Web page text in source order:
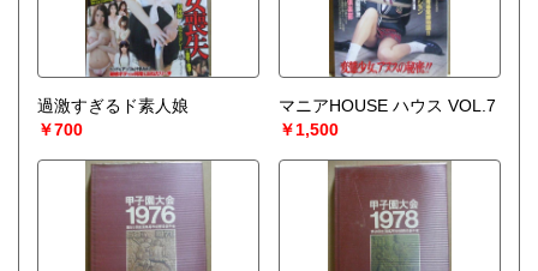
過激すぎるド素人娘
￥700
マニアHOUSE ハウス VOL.7
￥1,500